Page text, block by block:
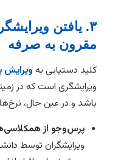
۳. یافتن
مقرون به صرفه
کلید دستیابی به ویرایش
ویرایشگری است که در
باشد و در عین حال،
پرس‌وجو از
ویرایشگران توسط